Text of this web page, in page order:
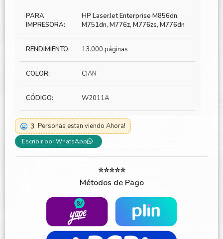
PARA
IMPRESORA:
HP LaserJet Enterprise M856dn,
M751dn, M776z, M776zs, M776dn
RENDIMIENTO: 13.000 páginas
COLOR: CIAN
CÓDIGO: W2011A
3 Personas estan viendo Ahora!
Escribir por WhatsApp
⭐⭐⭐⭐⭐
Métodos de Pago